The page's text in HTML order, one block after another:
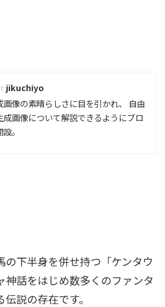
jikuchiyo
画像の素晴らしさに目を引かれ、 自由
成画像について解説できるようにブロ
。
下半身を併せ持つ「ケンタウ
神話をはじめ数多くのファンタ
説の存在です。